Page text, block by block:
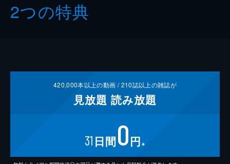
2つの特典
420,000本以上の動画 /210誌以上の雑誌が
見放題 読み放題
31 日間0円 ※